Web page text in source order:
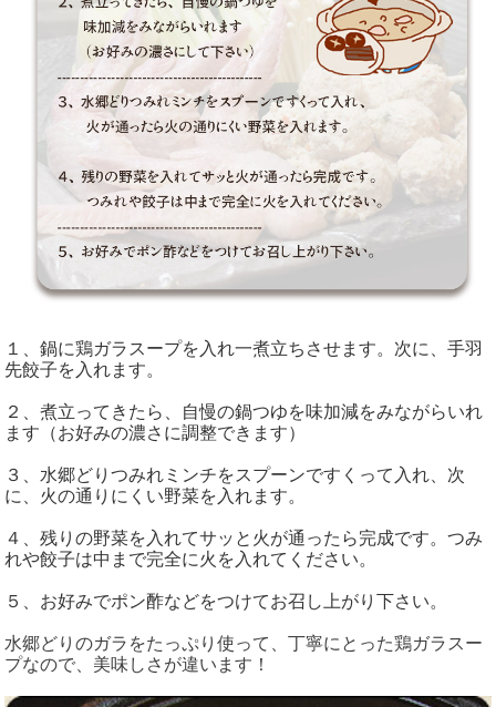
１、鍋に鶏ガラスープを入れ一煮立ちさせます。次に、手羽
先餃子を入れます。
２、煮立ってきたら、自慢の鍋つゆを味加減をみながらいれ
ます（お好みの濃さに調整できます）
３、水郷どりつみれミンチをスプーンですくって入れ、次
に、火の通りにくい野菜を入れます。
４、残りの野菜を入れてサッと火が通ったら完成です。つみ
れや餃子は中まで完全に火を入れてください。
５、お好みでポン酢などをつけてお召し上がり下さい。
水郷どりのガラをたっぷり使って、丁寧にとった鶏ガラスー
プなので、美味しさが違います！